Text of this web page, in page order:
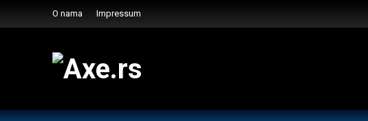
O nama Impressum